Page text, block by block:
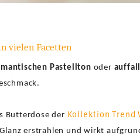
vielen Facetten
Pastellton oder
Butterdose der Kollektion Trend
erstrahlen und wirkt